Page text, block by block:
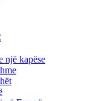
një kapëse